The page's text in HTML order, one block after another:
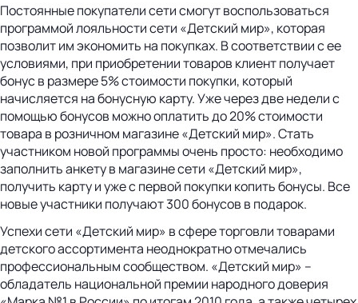
Постоянные покупатели сети смогут воспользоваться
программой лояльности сети «Детский мир», которая
позволит им экономить на покупках. В соответствии с ее
условиями, при приобретении товаров клиент получает
бонус в размере 5% стоимости покупки, который
начисляется на бонусную карту. Уже через две недели с
помощью бонусов можно оплатить до 20% стоимости
товара в розничном магазине «Детский мир». Стать
участником новой программы очень просто: необходимо
заполнить анкету в магазине сети «Детский мир»,
получить карту и уже с первой покупки копить бонусы. Все
новые участники получают 300 бонусов в подарок.
Успехи сети «Детский мир» в сфере торговли товарами
детского ассортимента неоднократно отмечались
профессиональным сообществом. «Детский мир» –
обладатель национальной премии народного доверия